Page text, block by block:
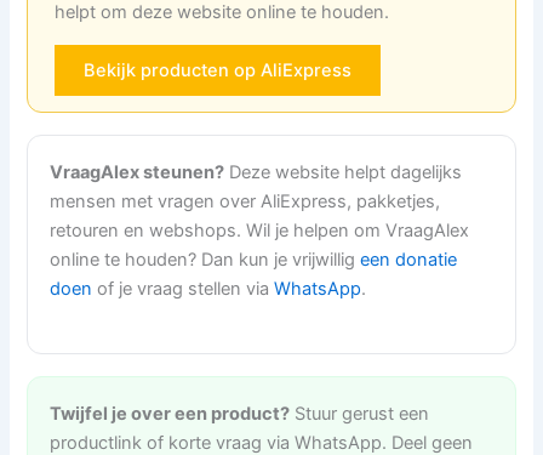
helpt om deze website online te houden.
Bekijk producten op AliExpress
VraagAlex steunen? Deze website helpt dagelijks
mensen met vragen over AliExpress, pakketjes,
retouren en webshops. Wil je helpen om VraagAlex
online te houden? Dan kun je vrijwilligeen donatie
doen of je vraag stellen viaWhatsApp.
Twijfel je over een product? Stuur gerust een
productlink of korte vraag via WhatsApp. Deel geen